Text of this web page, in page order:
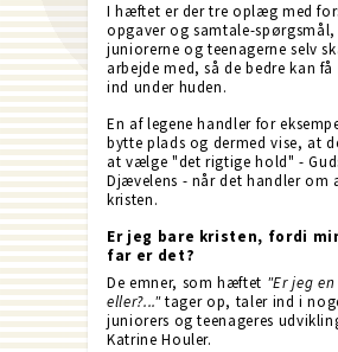
I hæftet er der tre oplæg med
opgaver og samtale-spørgsmål,
juniorerne og teenagerne selv
arbejde med, så de bedre kan
ind under huden.
En af legene handler for
bytte plads og dermed vise, at
at vælge "det rigtige hold" -
Djævelens - når det handler om
kristen.
Er jeg bare kristen, fordi
far er det?
De emner, som hæftet "Er jeg
eller?..."tager op, taler ind i
juniorers og teenageres
Katrine Houler.